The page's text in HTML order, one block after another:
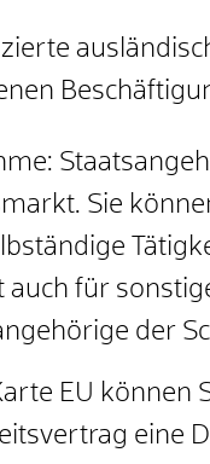
Sie
auch für
der
EU können
eine